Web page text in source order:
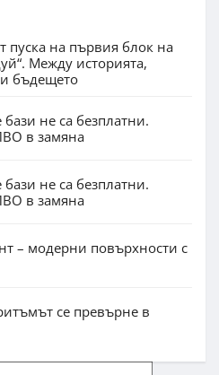
пуска на първия блок на
Между историята,
бъдещето
бази не са безплатни.
в замяна
бази не са безплатни.
в замяна
– модерни повърхности с
се превърне в